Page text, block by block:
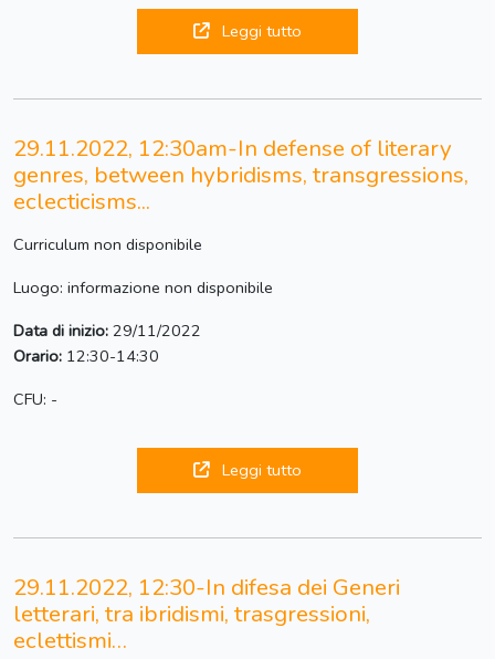
Leggi tutto
29.11.2022, 12:30am-In defense of literary
genres, between hybridisms, transgressions,
eclecticisms...
Curriculum non disponibile
Luogo: informazione non disponibile
Data di inizio: 29/11/2022
Orario: 12:30-14:30
CFU: -
Leggi tutto
29.11.2022, 12:30-In difesa dei Generi
letterari, tra ibridismi, trasgressioni,
eclettismi…